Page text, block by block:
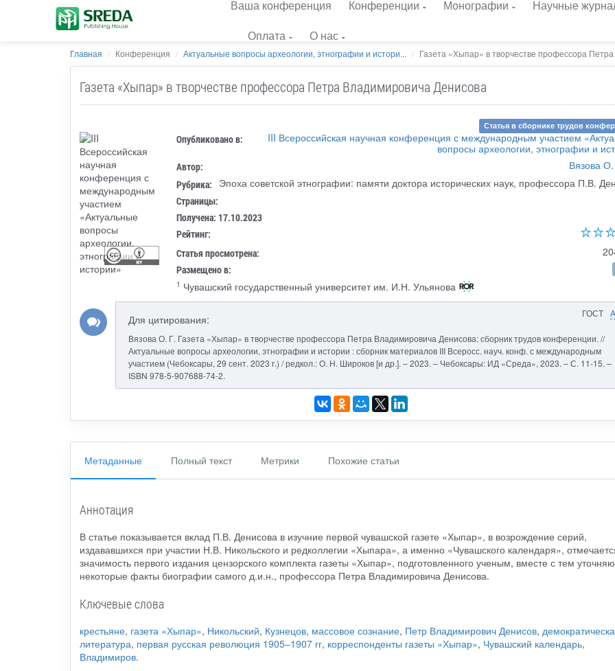
Ваша конференция Конференции Монографии
Научные
Оплата
О нас
Главная Конференция Актуальные вопросы археологии, этнографии и истори... Газета «Хыпар» в творчестве профессора
Газета «Хыпар» в творчестве профессора Петра Владимировича Денисова
Статья в сборнике трудов
Опубликовано в:
III Всероссийская научная конференция с международным участием
вопросы археологии, этнографии и
Автор: Вязова
Рубрика: Эпоха советской этнографии: памяти доктора исторических наук, профессора П.В.
Страницы:
Получена: 17.10.2023
Рейтинг:
Статья просмотрена:
Размещено в:
1 Чувашский государственный университет им. И.Н. Ульянова
ГОСТ
Для цитирования:
Вязова О. Г. Газета «Хыпар» в творчестве профессора Петра Владимировича Денисова: сборник трудов конференции. //
Актуальные вопросы археологии, этнографии и истории : сборник материалов III Всеросс. науч. конф. с международным
участием (Чебоксары, 29 сент. 2023 г.) / редкол.: О. Н. Широков [и др.]. – 2023. – Чебоксары: ИД «Среда», 2023. – С. 11-15. –
ISBN 978-5-907688-74-2.
Метаданные Полный текст Метрики Похожие статьи
Аннотация
В статье показывается вклад П.В. Денисова в изучние первой чувашской газете «Хыпар», в возрождение серий,
издававшихся при участии Н.В. Никольского и редколлегии «Хыпара», а именно «Чувашского календаря»,
значимость первого издания цензорского комплекта газеты «Хыпар», подготовленного ученым, вместе с тем
некоторые факты биографии самого д.и.н., профессора Петра Владимировича Денисова.
Ключевые слова
крестьяне, газета «Хыпар», Никольский, Кузнецов, массовое сознание, Петр Владимирович Денисов,
литература, первая русская революция 1905–1907 гг, корреспонденты газеты «Хыпар», Чувашский календарь,
Владимиров.